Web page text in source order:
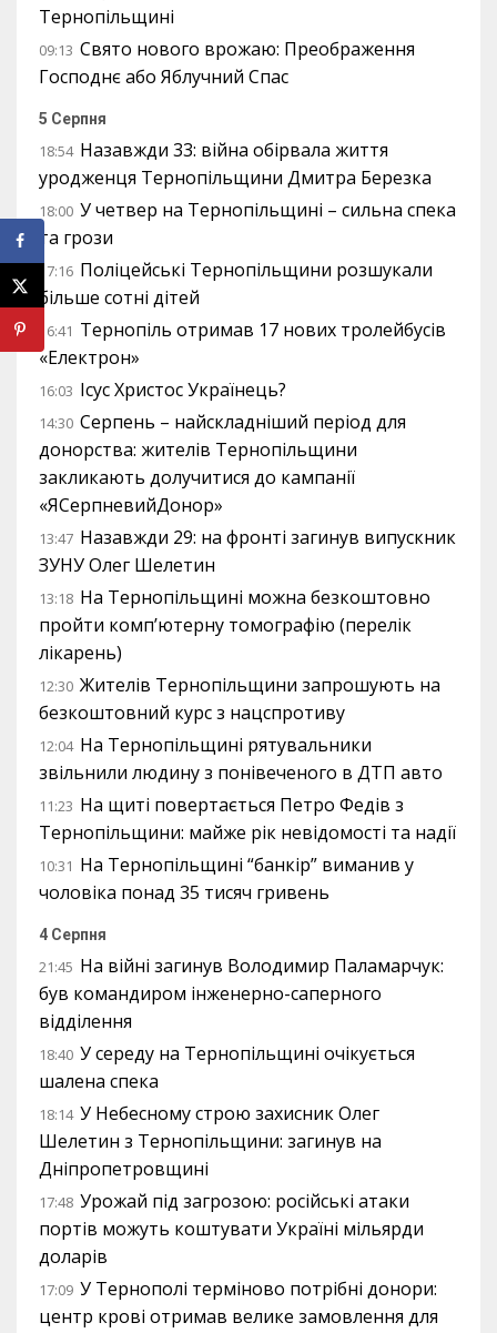
Тернопільщині
09:13 Свято нового врожаю: Преображення
Господнє або Яблучний Спас
5 Серпня
18:54 Назавжди 33: війна обірвала життя
уродженця Тернопільщини Дмитра Березка
18:00 У четвер на Тернопільщині – сильна спека
та грози
17:16 Поліцейські Тернопільщини розшукали
більше сотні дітей
16:41 Тернопіль отримав 17 нових тролейбусів
«Електрон»
16:03 Ісус Христос Українець?
14:30 Серпень – найскладніший період для
донорства: жителів Тернопільщини
закликають долучитися до кампанії
«ЯСерпневийДонор»
13:47 Назавжди 29: на фронті загинув випускник
ЗУНУ Олег Шелетин
13:18 На Тернопільщині можна безкоштовно
пройти комп’ютерну томографію (перелік
лікарень)
12:30 Жителів Тернопільщини запрошують на
безкоштовний курс з нацспротиву
12:04 На Тернопільщині рятувальники
звільнили людину з понівеченого в ДТП авто
11:23 На щиті повертається Петро Федів з
Тернопільщини: майже рік невідомості та надії
10:31 На Тернопільщині “банкір” виманив у
чоловіка понад 35 тисяч гривень
4 Серпня
21:45 На війні загинув Володимир Паламарчук:
був командиром інженерно-саперного
відділення
18:40 У середу на Тернопільщині очікується
шалена спека
18:14 У Небесному строю захисник Олег
Шелетин з Тернопільщини: загинув на
Дніпропетровщині
17:48 Урожай під загрозою: російські атаки
портів можуть коштувати Україні мільярди
доларів
17:09 У Тернополі терміново потрібні донори:
центр крові отримав велике замовлення для